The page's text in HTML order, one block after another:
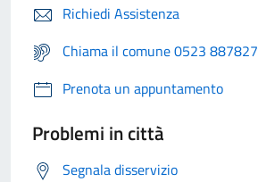
Richiedi Assistenza
Chiama il comune 0523 887827
Prenota un appuntamento
Problemi in città
Segnala disservizio